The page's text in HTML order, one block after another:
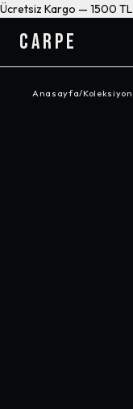
Ücretsiz Kargo — 1500
CARPE
Anasayfa/